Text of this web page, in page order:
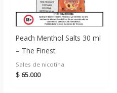
Peach Menthol Salts 30 ml
– The Finest
Sales de nicotina
$ 65.000